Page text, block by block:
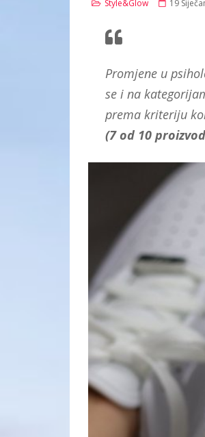
Style&Glow 19
Promjene u
se i na
prema kriteriju
(7 od 10